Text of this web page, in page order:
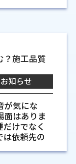
類、柱や筋
も落ち着い
管ルー
だけで決
、ドレン排
っていて、
効率に影
に乱れた
やすくな
の動線に
ともありま
くことで、
立てやすく
や室外機
スクの配置
からない点
の流れや作
。ここが
冷暖房の効
電源まで
機をつなぐ
点
けでなく、
変わりま
だけ暑い、機
通り道を
すくなりま
接当たり
？施工品質
お知らせ
が気にな
面はありま
けでなく
は依頼先の